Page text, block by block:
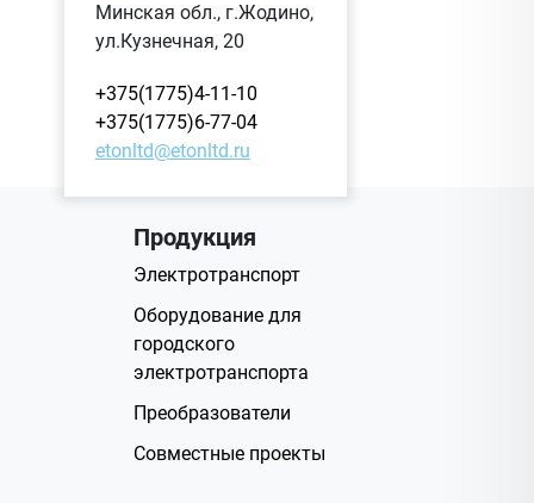
Минская обл., г.Жодино,
ул.Кузнечная, 20
+375(1775)4-11-10
+375(1775)6-77-04
etonltd@etonltd.ru
Продукция
Электротранспорт
Оборудование для
городского
электротранспорта
Преобразователи
Совместные проекты